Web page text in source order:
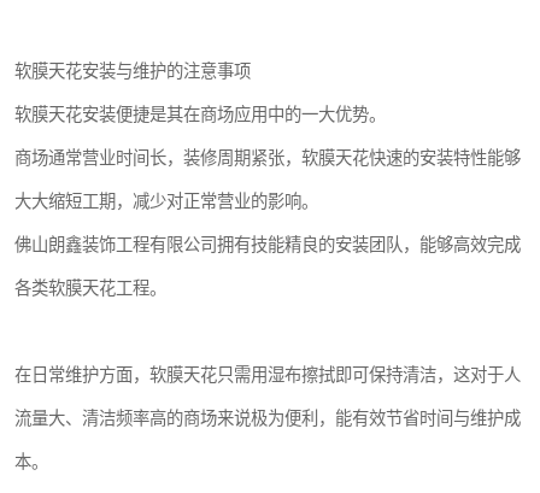
软膜天花安装与维护的注意事项
软膜天花安装便捷是其在商场应用中的一大优势。
商场通常营业时间长，装修周期紧张，软膜天花快速的安装特性能够
大大缩短工期，减少对正常营业的影响。
佛山朗鑫装饰工程有限公司拥有技能精良的安装团队，能够高效完成
各类软膜天花工程。
在日常维护方面，软膜天花只需用湿布擦拭即可保持清洁，这对于人
流量大、清洁频率高的商场来说极为便利，能有效节省时间与维护成
本。